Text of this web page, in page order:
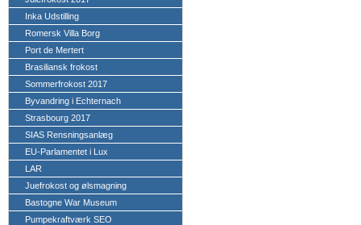
Inka Udstilling
Romersk Villa Borg
Port de Mertert
Brasiliansk frokost
Sommerfrokost 2017
Byvandring i Echternach
Strasbourg 2017
SIAS Rensningsanlæg
EU-Parlamentet i Lux
LAR
Juefrokost og ølsmagning
Bastogne War Museum
Pumpekraftværk SEO